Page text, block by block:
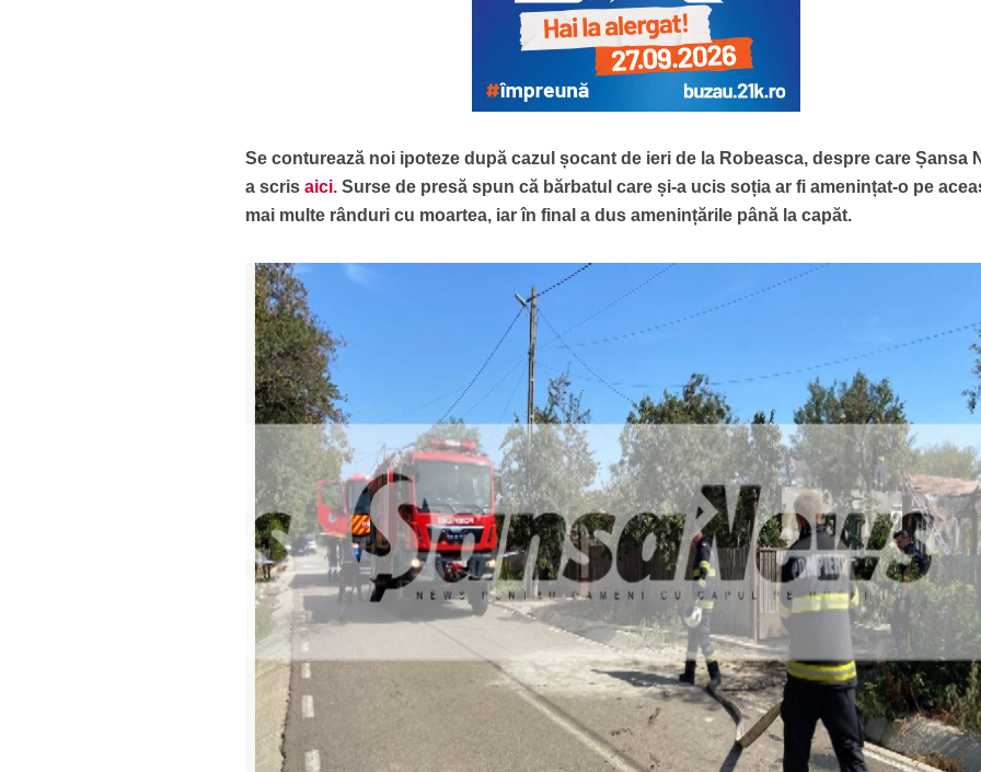
Se conturează noi ipoteze după cazul șocant de ieri de la Robeasca, despre care Șansa
a scrisaici. Surse de presă spun că bărbatul care și-a ucis soția ar fi amenințat-o pe
mai multe rânduri cu moartea, iar în final a dus amenințările până la capăt.